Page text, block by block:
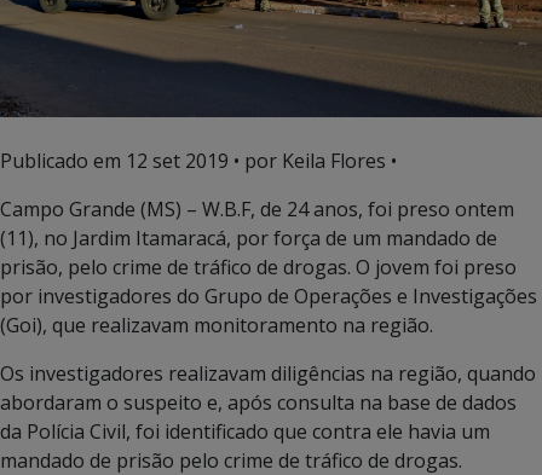
Publicado em 12 set 2019 • por Keila Flores •
Campo Grande (MS) – W.B.F, de 24 anos, foi preso ontem
(11), no Jardim Itamaracá, por força de um mandado de
prisão, pelo crime de tráfico de drogas. O jovem foi preso
por investigadores do Grupo de Operações e Investigações
(Goi), que realizavam monitoramento na região.
Os investigadores realizavam diligências na região, quando
abordaram o suspeito e, após consulta na base de dados
da Polícia Civil, foi identificado que contra ele havia um
mandado de prisão pelo crime de tráfico de drogas.